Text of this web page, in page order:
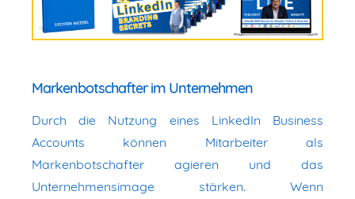
Markenbotschafter im Unternehmen
Durch die Nutzung eines LinkedIn Business
Accounts können Mitarbeiter als
Markenbotschafter agieren und das
Unternehmensimage stärken. Wenn